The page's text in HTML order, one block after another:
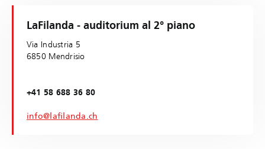
LaFilanda - auditorium al 2° piano
Via Industria 5
6850 Mendrisio
+41 58 688 36 80
info@lafilanda.ch